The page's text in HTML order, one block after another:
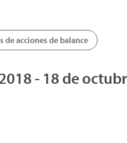
de acciones de balance
- 18 de